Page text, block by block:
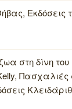
Εκδόσεις
στη δίνη του
Πασχαλιές